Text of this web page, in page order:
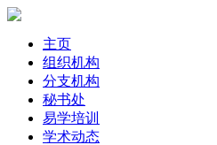
主页
组织机构
分支机构
秘书处
易学培训
学术动态